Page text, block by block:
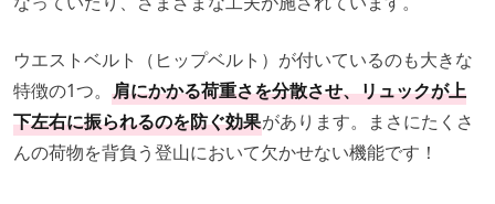
ウエストベルト（ヒップベルト）が付いているのも大きな
特徴の1つ。 肩にかかる荷重さを分散させ、リュックが上
下左右に振られるのを防ぐ効果があります。まさにたくさ
んの荷物を背負う登山において欠かせない機能です！